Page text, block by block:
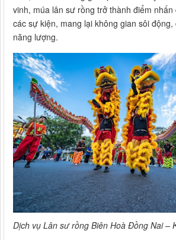
vinh, múa lân sư rồng trở thành điểm
các sự kiện, mang lại không gian sôi động,
năng lượng.
Dịch vụ Lân sư rồng Biên Hoà Đồng Nai –